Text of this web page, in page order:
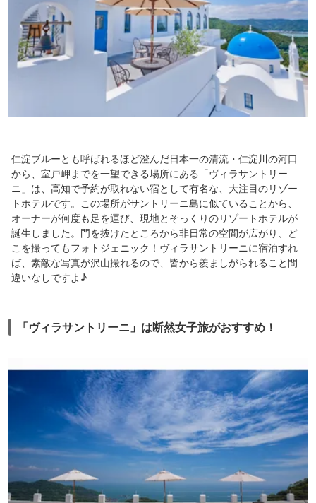
仁淀ブルーとも呼ばれるほど澄んだ日本一の清流・仁淀川の河口
から、室戸岬までを一望できる場所にある「ヴィラサントリー
ニ」は、高知で予約が取れない宿として有名な、大注目のリゾー
トホテルです。この場所がサントリーニ島に似ていることから、
オーナーが何度も足を運び、現地とそっくりのリゾートホテルが
誕生しました。門を抜けたところから非日常の空間が広がり、ど
こを撮ってもフォトジェニック！ヴィラサントリーニに宿泊すれ
ば、素敵な写真が沢山撮れるので、皆から羨ましがられること間
違いなしですよ♪
「ヴィラサントリーニ」は断然女子旅がおすすめ！